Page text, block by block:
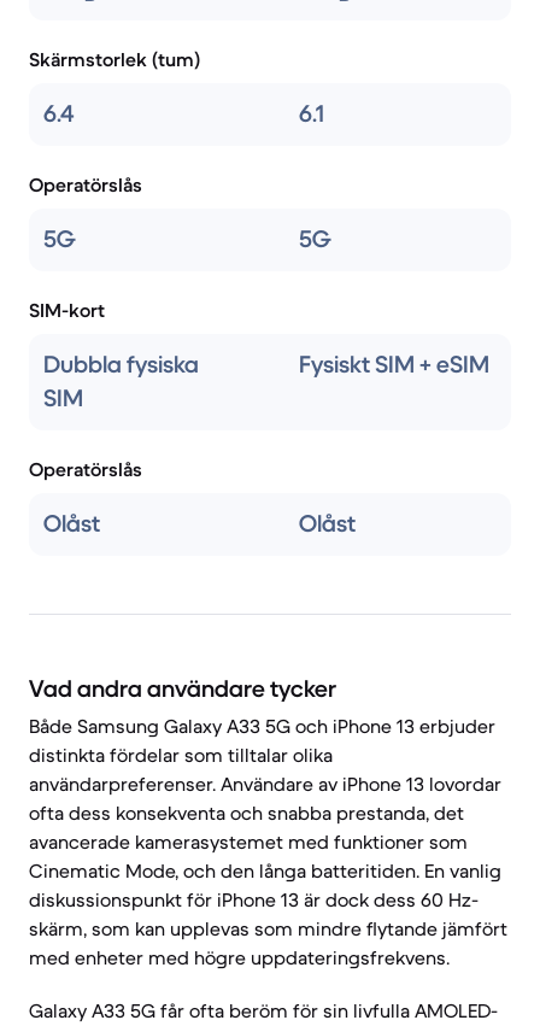
Skärmstorlek (tum)
6.4 6.1
Operatörslås
5G 5G
SIM-kort
Dubbla fysiska
SIM
Fysiskt SIM + eSIM
Operatörslås
Olåst Olåst
Vad andra användare tycker
Både Samsung Galaxy A33 5G och iPhone 13 erbjuder
distinkta fördelar som tilltalar olika
användarpreferenser. Användare av iPhone 13 lovordar
ofta dess konsekventa och snabba prestanda, det
avancerade kamerasystemet med funktioner som
Cinematic Mode, och den långa batteritiden. En vanlig
diskussionspunkt för iPhone 13 är dock dess 60 Hz-
skärm, som kan upplevas som mindre flytande jämfört
med enheter med högre uppdateringsfrekvens.
Galaxy A33 5G får ofta beröm för sin livfulla AMOLED-